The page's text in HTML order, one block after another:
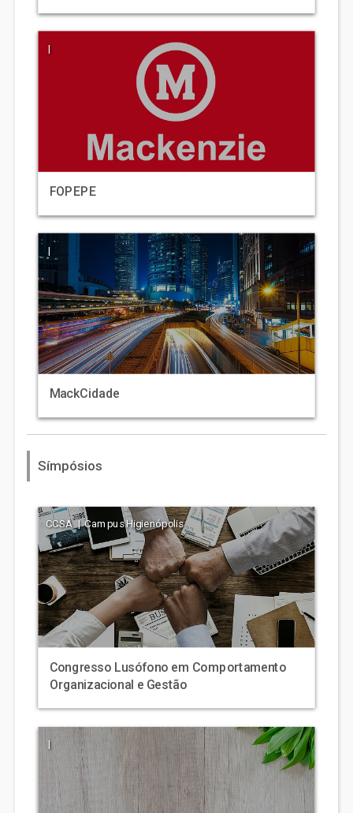
|
FOPEPE
|
MackCidade
Símpósios
CCSA | Campus Higienópolis
Congresso Lusófono em Comportamento
Organizacional e Gestão
|